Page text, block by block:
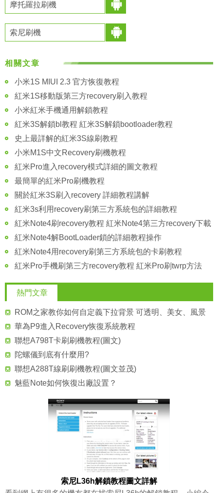
摩托羅拉刷機
索尼刷機
相關文章
小米1S MIUI 2.3 官方恢復教程
紅米1S移動版第三方recovery刷入教程
小米紅米手機通用解鎖教程
紅米3S解鎖bl教程 紅米3S解鎖bootloader教程
史上最詳解的紅米3S線刷教程
小米M1S中文Recovery刷機教程
紅米Pro進入recovery模式詳細的圖文教程
最簡單的紅米Pro刷機教程
關於紅米3S刷入recovery 詳細教程講解
紅米3s利用recovery刷第三方系統包的詳細教程
紅米Note4刷recovery教程 紅米Note4第三方recovery下載
紅米Note4解BootLoader鎖的詳細教程操作
紅米Note4用recovery刷第三方系統包的卡刷教程
紅米Pro手機刷第三方recovery教程 紅米Pro刷twrp方法
熱門文章
ROM之家教你如何自定義下拉背景 可透明、美女、風景
華為P9進入Recovery恢復系統教程
聯想A798T卡刷刷機教程(圖文)
陀螺儀到底有什麼用?
聯想A288T線刷刷機教程(圖文並茂)
魅藍Note如何恢復出廠設置？
索尼L36h解鎖教程圖文詳解